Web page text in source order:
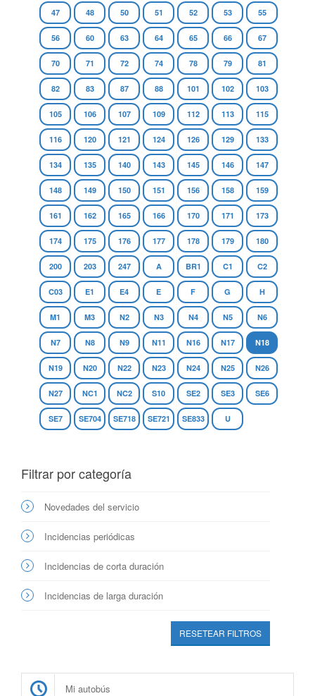
47 48 50 51 52 53 55
56 60 63 64 65 66 67
70 71 72 74 78 79 81
82 83 87 88 101 102 103
105 106 107 109 112 113 115
116 120 121 124 126 129 133
134 135 140 143 145 146 147
148 149 150 151 156 158 159
161 162 165 166 170 171 173
174 175 176 177 178 179 180
200 203 247 A BR1 C1 C2
C03 E1 E4 E F G H
M1 M3 N2 N3 N4 N5 N6
N7 N8 N9 N11 N16 N17 N18
N19 N20 N22 N23 N24 N25 N26
N27 NC1 NC2 S10 SE2 SE3 SE6
SE7 SE704 SE718 SE721 SE833 U
Filtrar por categoría
Novedades del servicio
Incidencias periódicas
Incidencias de corta duración
Incidencias de larga duración
RESETEAR FILTROS
Mi autobús